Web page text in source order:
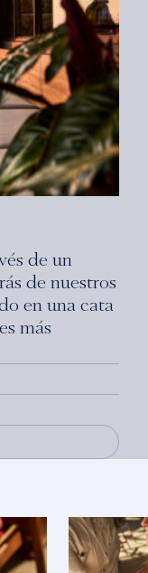
de un
de nuestros
en una cata
más